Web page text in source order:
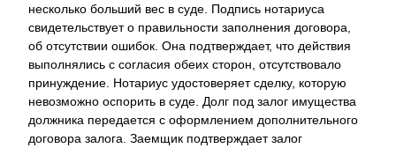
несколько больший вес в суде. Подпись нотариуса
свидетельствует о правильности заполнения договора,
об отсутствии ошибок. Она подтверждает, что действия
выполнялись с согласия обеих сторон, отсутствовало
принуждение. Нотариус удостоверяет сделку, которую
невозможно оспорить в суде. Долг под залог имущества
должника передается с оформлением дополнительного
договора залога. Заемщик подтверждает залог